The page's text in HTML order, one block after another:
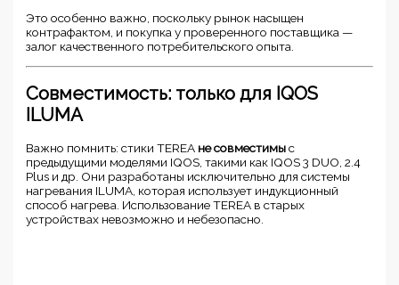
Это особенно важно, поскольку рынок насыщен
контрафактом, и покупка у проверенного поставщика —
залог качественного потребительского опыта.
Совместимость: только для IQOS
ILUMA
Важно помнить: стики TEREA не совместимыс
предыдущими моделями IQOS, такими как IQOS 3 DUO, 2.4
Plus и др. Они разработаны исключительно для системы
нагревания ILUMA, которая использует индукционный
способ нагрева. Использование TEREA в старых
устройствах невозможно и небезопасно.